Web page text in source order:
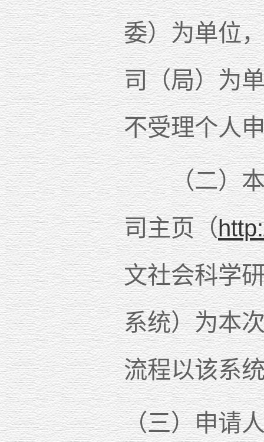
委）为单位
司（局）为
不受理个人
（二）本次
司主页（
文社会科学
系统）为本
流程以该系
（三）申请